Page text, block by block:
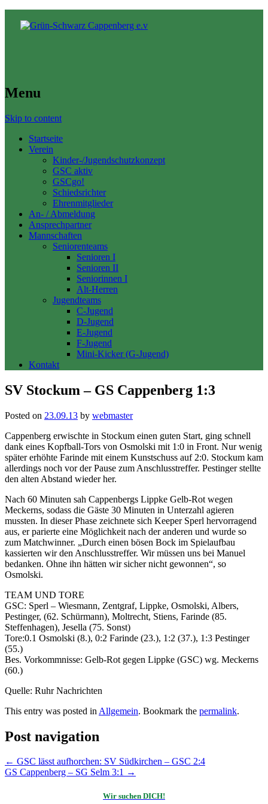
Menu
Skip to content
Startseite
Verein
Kinder-/Jugendschutzkonzept
GSC aktiv
GSCgo!
Schiedsrichter
Ehrenmitglieder
An- / Abmeldung
Ansprechpartner
Mannschaften
Seniorenteams
Senioren I
Senioren II
Seniorinnen I
Alt-Herren
Jugendteams
C-Jugend
D-Jugend
E-Jugend
F-Jugend
Mini-Kicker (G-Jugend)
Kontakt
SV Stockum – GS Cappenberg 1:3
Posted on 23.09.13 by webmaster
Cappenberg erwischte in Stockum einen guten Start, ging schnell
dank eines Kopfball-Tors von Osmolski mit 1:0 in Front. Nur wenig
später erhöhte Farinde mit einem Kunstschuss auf 2:0. Stockum kam
allerdings noch vor der Pause zum Anschlusstreffer. Pestinger stellte
den alten Abstand wieder her.
Nach 60 Minuten sah Cappenbergs Lippke Gelb-Rot wegen
Meckerns, sodass die Gäste 30 Minuten in Unterzahl agieren
mussten. In dieser Phase zeichnete sich Keeper Sperl hervorragend
aus, er parierte eine Möglichkeit nach der anderen und wurde so
zum Matchwinner. „Durch einen bösen Bock im Spielaufbau
kassierten wir den Anschlusstreffer. Wir müssen uns bei Manuel
bedanken. Ohne ihn hätten wir sicher nicht gewonnen“, so
Osmolski.
TEAM UND TORE
GSC: Sperl – Wiesmann, Zentgraf, Lippke, Osmolski, Albers,
Pestinger, (62. Schürmann), Moltrecht, Stiens, Farinde (85.
Steffenhagen), Jesella (75. Sonst)
Tore:0.1 Osmolski (8.), 0:2 Farinde (23.), 1:2 (37.), 1:3 Pestinger
(55.)
Bes. Vorkommnisse: Gelb-Rot gegen Lippke (GSC) wg. Meckerns
(60.)
Quelle: Ruhr Nachrichten
This entry was posted in Allgemein. Bookmark the permalink.
Post navigation
← GSC lässt aufhorchen: SV Südkirchen – GSC 2:4
GS Cappenberg – SG Selm 3:1 →
Wir suchen DICH!